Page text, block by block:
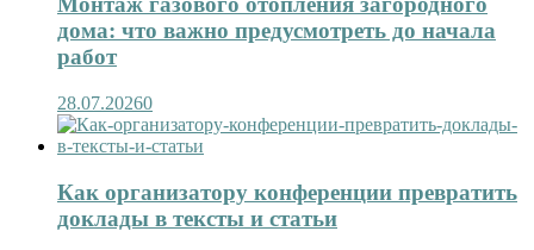
дома: что важно предусмотреть до начала
работ
28.07.20260
Как организатору конференции превратить
доклады в тексты и статьи